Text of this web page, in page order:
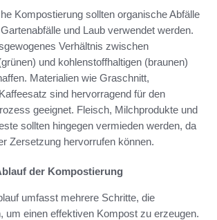
Kompostierung sollten organische Abfälle
und Laub verwendet werden.
Verhältnis zwischen
und kohlenstoffhaltigen (braunen)
Materialien wie Graschnitt,
sind hervorragend für den
geeignet. Fleisch, Milchprodukte und
sollten hingegen vermieden werden, da
Zersetzung hervorrufen können.
der Kompostierung
umfasst mehrere Schritte, die
um einen effektiven Kompost zu erzeugen.